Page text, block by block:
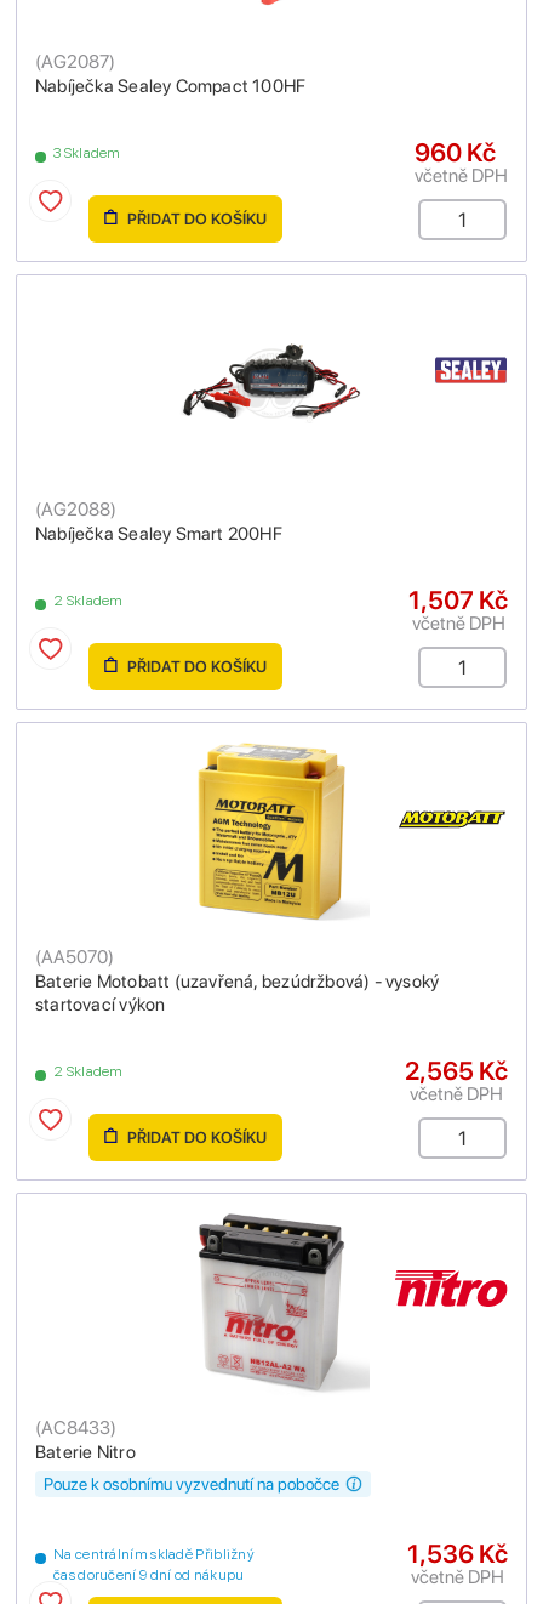
Nabíječka Sealey Compact 100HF
(AG2087)
3 Skladem 960 Kč
včetně DPH
PŘIDAT DO KOŠÍKU
Nabíječka Sealey Smart 200HF
(AG2088)
2 Skladem 1,507 Kč
včetně DPH
PŘIDAT DO KOŠÍKU
Baterie Motobatt (uzavřená, bezúdržbová) - vysoký
startovací výkon
(AA5070)
2 Skladem 2,565 Kč
včetně DPH
PŘIDAT DO KOŠÍKU
Baterie Nitro
(AC8433)
Na centrálním skladě Přibližný
čas doručení 9 dní od nákupu
Pouze k osobnímu vyzvednutí na pobočce
1,536 Kč
včetně DPH